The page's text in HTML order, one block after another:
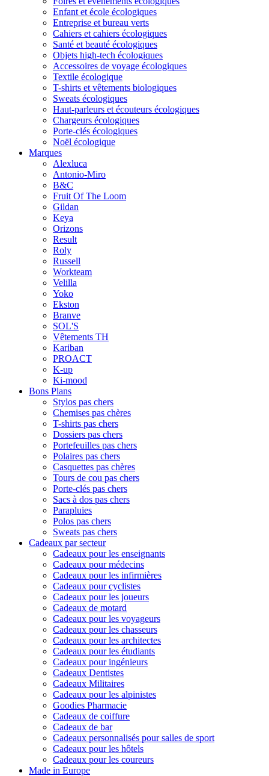
Enfant et école écologiques
Entreprise et bureau verts
Cahiers et cahiers écologiques
Santé et beauté écologiques
Objets high-tech écologiques
Accessoires de voyage écologiques
Textile écologique
T-shirts et vêtements biologiques
Sweats écologiques
Haut-parleurs et écouteurs écologiques
Chargeurs écologiques
Porte-clés écologiques
Noël écologique
Marques
Alexluca
Antonio-Miro
B&C
Fruit Of The Loom
Gildan
Keya
Orizons
Result
Roly
Russell
Workteam
Velilla
Yoko
Ekston
Branve
SOL'S
Vêtements TH
Kariban
PROACT
K-up
Ki-mood
Bons Plans
Stylos pas chers
Chemises pas chères
T-shirts pas chers
Dossiers pas chers
Portefeuilles pas chers
Polaires pas chers
Casquettes pas chères
Tours de cou pas chers
Porte-clés pas chers
Sacs à dos pas chers
Parapluies
Polos pas chers
Sweats pas chers
Cadeaux par secteur
Cadeaux pour les enseignants
Cadeaux pour médecins
Cadeaux pour les infirmières
Cadeaux pour cyclistes
Cadeaux pour les joueurs
Cadeaux de motard
Cadeaux pour les voyageurs
Cadeaux pour les chasseurs
Cadeaux pour les architectes
Cadeaux pour les étudiants
Cadeaux pour ingénieurs
Cadeaux Dentistes
Cadeaux Militaires
Cadeaux pour les alpinistes
Goodies Pharmacie
Cadeaux de coiffure
Cadeaux de bar
Cadeaux personnalisés pour salles de sport
Cadeaux pour les hôtels
Cadeaux pour les coureurs
Made in Europe